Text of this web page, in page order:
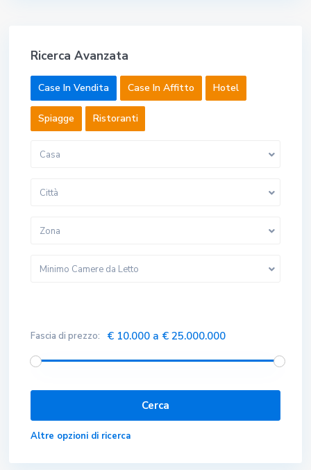
Ricerca Avanzata
Case In Vendita Case In Affitto Hotel
Spiagge Ristoranti
Casa
Città
Zona
Minimo Camere da Letto
Fascia di prezzo: € 10.000 a € 25.000.000
Altre opzioni di ricerca